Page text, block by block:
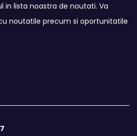
in lista noastra de noutati. Va
noutatile precum si oportunitatile